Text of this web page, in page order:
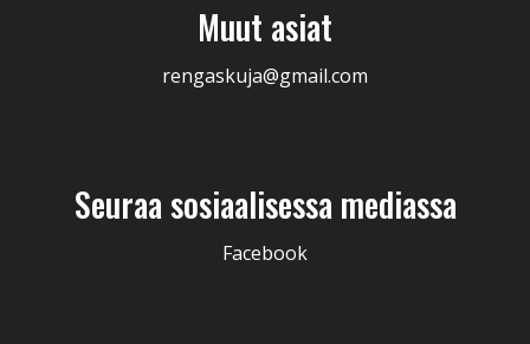
Muut asiat
rengaskuja@gmail.com
Seuraa sosiaalisessa mediassa
Facebook